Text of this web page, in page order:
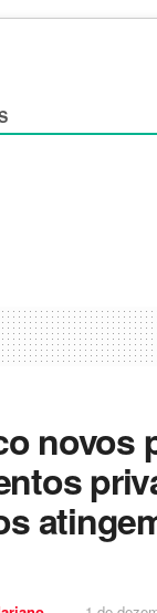
novos